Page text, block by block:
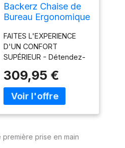
Backerz Chaise de
Bureau Ergonomique
150kg, TUV & NEN
1335 Certified -
Hauteur, Profondeur
d'assise et Angle du
Dossier Réglables
Office Chair Maille
Respirante - Noir
FAITES L'EXPERIENCE
D'UN CONFORT
SUPÉRIEUR - Détendez-
luxueuse grâce au
design de notre chaise
bureau Motion Mesh et à
pendant les sessions de
309,95 €
prise en main